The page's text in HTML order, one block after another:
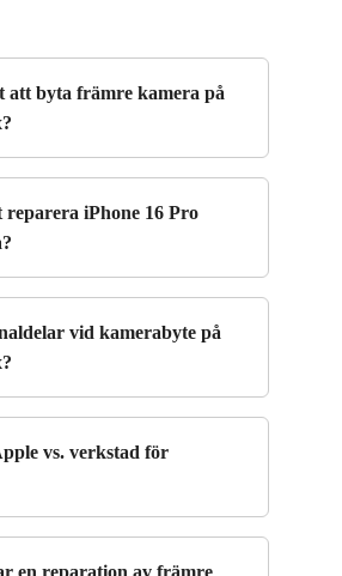
att byta främre kamera på
iPhone 16 Pro
vid kamerabyte på
vs. verkstad för